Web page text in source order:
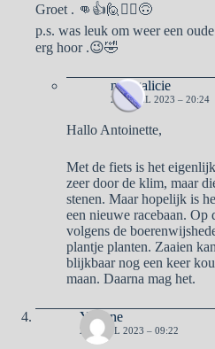
Groet . 👊👍🙋🙋‍♀️🙃
p.s. was leuk om weer een
erg hoor .😉🤣
naargalicie
21 APRIL 2023 – 20:24
Hallo Antoinette,
Met de fiets is het
zeer door de klim, maar
stenen. Maar hopelijk is
een nieuwe racebaan. Op
volgens de
plantje planten. Zaaien
blijkbaar nog een keer
maan. Daarna mag het.
Yvonne
21 APRIL 2023 – 09:22